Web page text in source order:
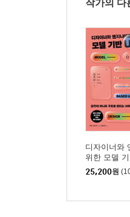
작가의 다
디자이너와
위한 모델
인
25,200원